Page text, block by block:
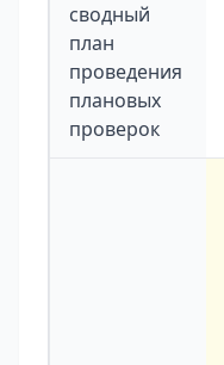
сводный
план
проведения
плановых
проверок